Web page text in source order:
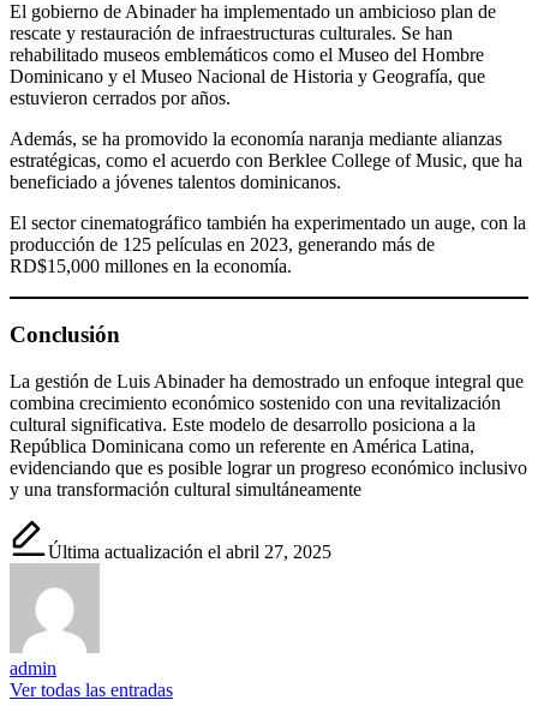
El gobierno de Abinader ha implementado un ambicioso plan de
rescate y restauración de infraestructuras culturales. Se han
rehabilitado museos emblemáticos como el Museo del Hombre
Dominicano y el Museo Nacional de Historia y Geografía, que
estuvieron cerrados por años.
Además, se ha promovido la economía naranja mediante alianzas
estratégicas, como el acuerdo con Berklee College of Music, que ha
beneficiado a jóvenes talentos dominicanos.
El sector cinematográfico también ha experimentado un auge, con la
producción de 125 películas en 2023, generando más de
RD$15,000 millones en la economía.
Conclusión
La gestión de Luis Abinader ha demostrado un enfoque integral que
combina crecimiento económico sostenido con una revitalización
cultural significativa. Este modelo de desarrollo posiciona a la
República Dominicana como un referente en América Latina,
evidenciando que es posible lograr un progreso económico inclusivo
y una transformación cultural simultáneamente
Última actualización el abril 27, 2025
admin
Ver todas las entradas